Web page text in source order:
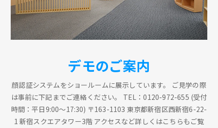
デモのご案内
顔認証システムをショールームに展示しています。 ご見学の際
は事前に下記までご連絡ください。 TEL：0120-972-655 (受付
時間：平日9:00～17:30) 〒163-1103 東京都新宿区西新宿6-22-
1 新宿スクエアタワー3階 アクセスなど詳しくはこちらもご覧